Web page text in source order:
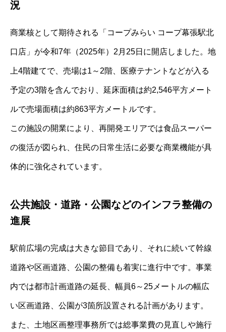
況
商業核として期待される「コープみらい コープ幕張駅北
口店」が令和7年（2025年）2月25日に開店しました。地
上4階建てで、売場は1～2階、医療テナントなどが入る
予定の3階を含んでおり、延床面積は約2,546平方メート
ルで売場面積は約863平方メートルです。
この施設の開業により、再開発エリアでは食品スーパー
の復活が図られ、住民の日常生活に必要な商業機能が具
体的に強化されています。
公共施設・道路・公園などのインフラ整備の
進展
駅前広場の完成は大きな節目であり、それに続いて幹線
道路や区画道路、公園の整備も着実に進行中です。事業
内では都市計画道路の延長、幅員6～25メートルの幅広
い区画道路、公園が3箇所設置される計画があります。
また、土地区画整理事務所では総事業費の見直しや施行